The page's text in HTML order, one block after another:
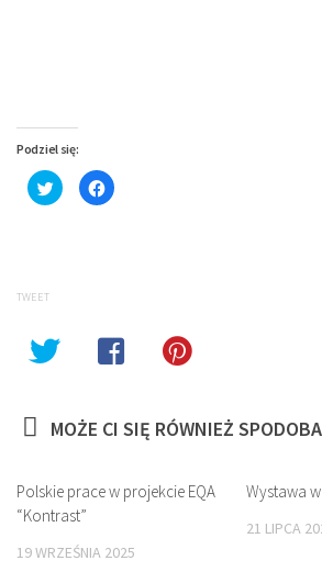
Podziel się:
Click
to
share
Click
to
TWEET
MOŻE CI SIĘ RÓWNIEŻ SPODOBA
Polskie prace w projekcie EQA
“Kontrast”
19 WRZEŚNIA 2025
Wystawa
21 LIPCA